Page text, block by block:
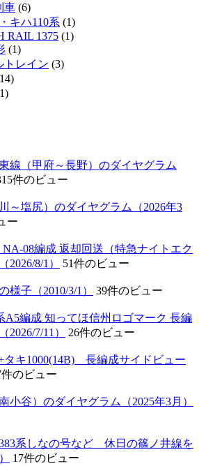
車 (6)
キハ110系 (1)
RAIL 1375 (1)
(1)
トレイン (3)
線（甲府～長野）のダイヤグラム
件のビュー
～塩尻）のダイヤグラム（2026年3
ー
NA-08編成 返却回送（特急ナイトエク
2026/8/1）
51件のビュー
様子（2010/3/1） 39件のビュー
A5編成 知ってほ信州ロゴマーク 長編
2026/7/11）
26件のビュー
タキ1000(14B) 長編成サイドビュー
件のビュー
小谷）のダイヤグラム（2025年3月）
系しなの号など 休日の篠ノ井線を
17件のビュー